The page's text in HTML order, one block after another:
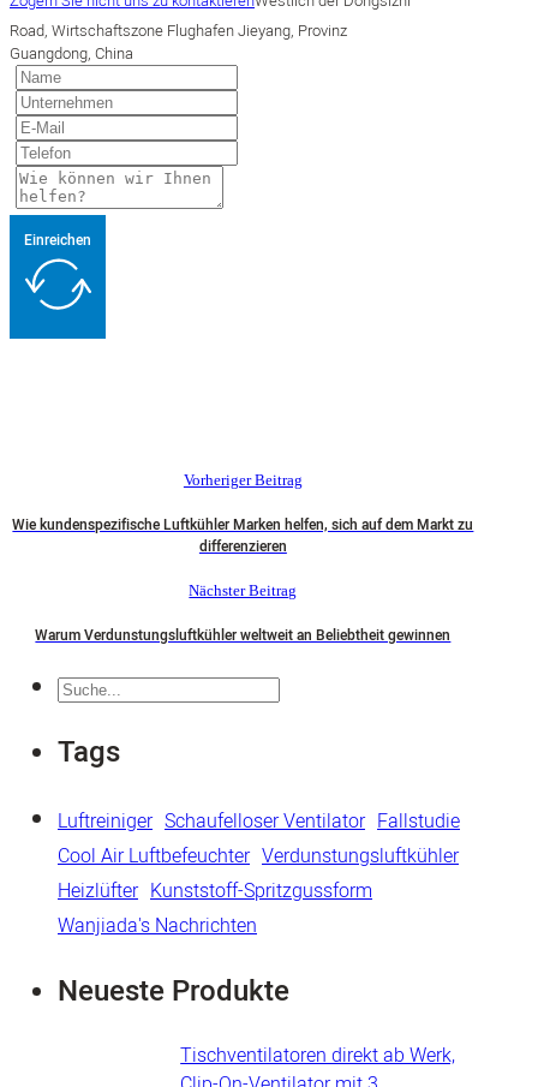
Road, Wirtschaftszone Flughafen Jieyang, Provinz
Guangdong, China
Einreichen
Vorheriger Beitrag
Wie kundenspezifische Luftkühler Marken helfen, sich auf dem Markt zu
differenzieren
Nächster Beitrag
Warum Verdunstungsluftkühler weltweit an Beliebtheit gewinnen
Suche
Tags
Luftreiniger Schaufelloser Ventilator Fallstudie
Cool Air Luftbefeuchter Verdunstungsluftkühler
Heizlüfter Kunststoff-Spritzgussform
Wanjiada's Nachrichten
Neueste Produkte
Tischventilatoren direkt ab Werk,